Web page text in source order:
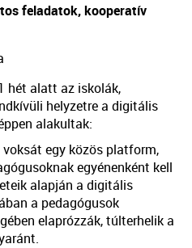
feladatok, kooperatív
hét alatt az iskolák,
helyzetre a digitális
alakultak:
egy közös platform,
egyénenként kell
alapján a digitális
a pedagógusok
elaprózzák, túlterhelik a